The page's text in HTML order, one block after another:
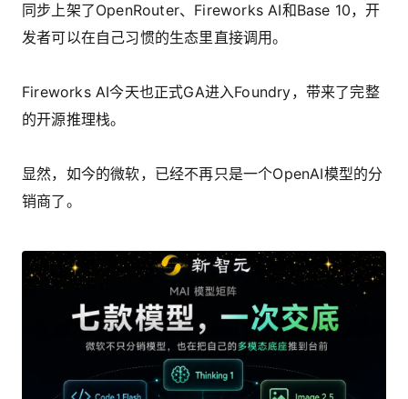
同步上架了OpenRouter、Fireworks AI和Base 10，开
发者可以在自己习惯的生态里直接调用。
Fireworks AI今天也正式GA进入Foundry，带来了完整
的开源推理栈。
显然，如今的微软，已经不再只是一个OpenAI模型的分
销商了。